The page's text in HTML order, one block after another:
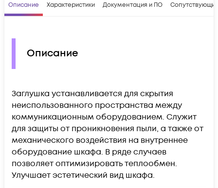
Описание Характеристики Документация и ПО
Описание
Заглушка устанавливается для скрытия
неиспользованного пространства между
коммуникационным оборудованием. Служит
для защиты от проникновения пыли, а также от
механического воздействия на внутреннее
оборудование шкафа. В ряде случаев
позволяет оптимизировать теплообмен.
Улучшает эстетический вид шкафа.